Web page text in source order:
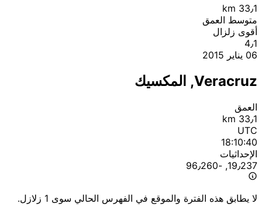
33٫1 km
متوسط العمق
أقوى زلزال
4٫1
06 يناير 2015
Veracruz, المكسيك
العمق
33٫1 km
UTC
18:10:40
الإحداثيات
19٫237, ؜-96٫260
لا يطابق هذه الفترة والموقع في الفهرس الحالي سوى 1 زلازل.